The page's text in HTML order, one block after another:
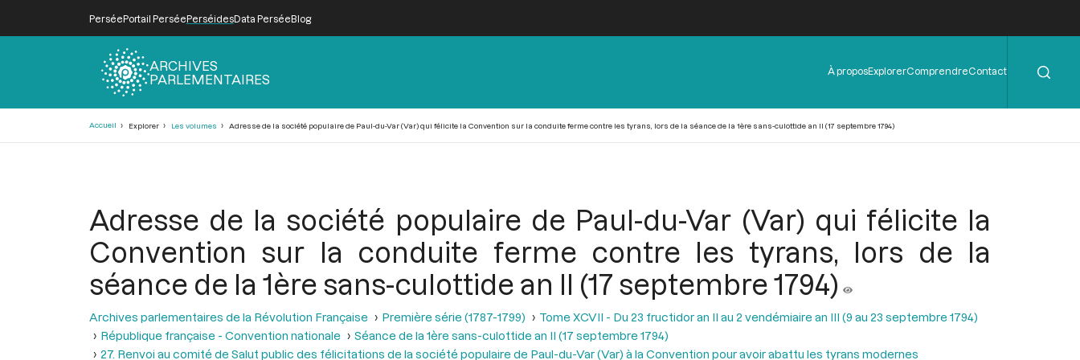
PerséePortail PerséePerséidesData PerséeBlog
ARCHIVES
PARLEMENTAIRES
Menu
de
À proposExplorerComprendreContact
Accueil Explorer Les volumes Adresse de la société populaire de Paul-du-Var (Var) qui félicite la Convention sur la conduite ferme contre les tyrans, lors de la séance de la 1ère sans-culottide an II (17 septembre 1794)
Adresse de la société populaire de Paul-du-Var (Var) qui félicite la
Convention sur la conduite ferme contre les tyrans, lors de la
séance de la 1ère sans-culottide an II (17 septembre 1794)
Archives parlementaires de la Révolution Française Première série (1787-1799)
Tome XCVII - Du 23 fructidor an II au 2 vendémiaire an III (9 au 23 septembre 1794)
République française - Convention nationale
Séance de la 1ère sans-culottide an II (17 septembre 1794)
27. Renvoi au comité de Salut public des félicitations de la société populaire de Paul-du-Var (Var) à la Convention pour avoir abattu les tyrans modernes